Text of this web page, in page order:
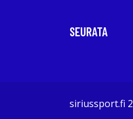
SEURATA
siriussport.fi